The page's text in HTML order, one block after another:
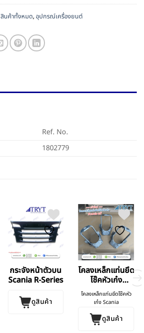
สินค้าทั้งหมด,อุปกรณ์เครื่องยนต์
Ref. No.
1802779
กระจังหน้าตัวบน
Scania R-Series
ดูสินค้า
โคลงเหล็กแท่นยึด
โช๊คหัวเก๋ง
Scania
โคลงเหล็กแท่นยึดโช๊คหัว
เก๋ง Scania
ดูสินค้า